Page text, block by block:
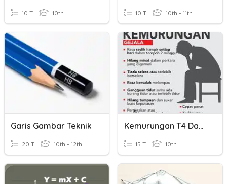
10 T 10th 10 T 10th - 11th
Garis Gambar Teknik
20 T 10th - 12th
Kemurungan T4 Damar
15 T 10th